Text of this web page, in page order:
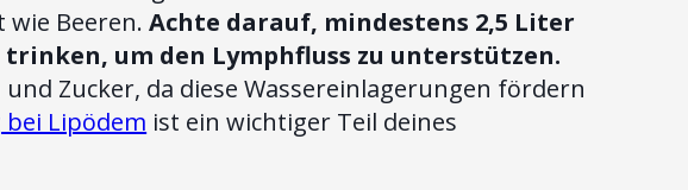
wie Beeren.Achte darauf, mindestens 2,5 Liter
trinken, um den Lymphfluss zu unterstützen.
Zucker, da diese Wassereinlagerungen fördern
Lipödem ist ein wichtiger Teil deines